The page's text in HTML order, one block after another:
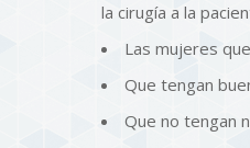
la cirugía a la
Las mujeres
Que tengan
Que no tengan